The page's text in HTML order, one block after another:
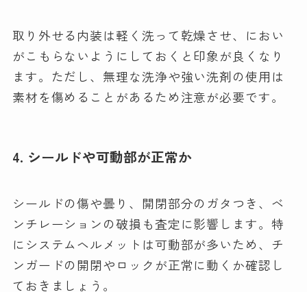
取り外せる内装は軽く洗って乾燥させ、におい
がこもらないようにしておくと印象が良くなり
ます。ただし、無理な洗浄や強い洗剤の使用は
素材を傷めることがあるため注意が必要です。
4. シールドや可動部が正常か
シールドの傷や曇り、開閉部分のガタつき、ベ
ンチレーションの破損も査定に影響します。特
にシステムヘルメットは可動部が多いため、チ
ンガードの開閉やロックが正常に動くか確認し
ておきましょう。